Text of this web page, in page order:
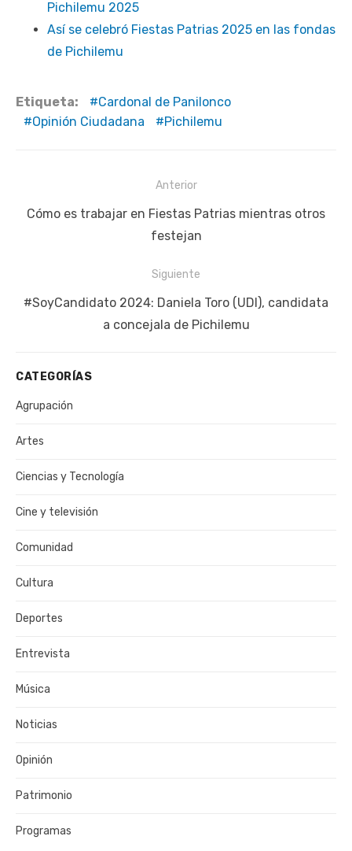
Pichilemu 2025
Así se celebró Fiestas Patrias 2025 en las fondas
de Pichilemu
Etiqueta:
Cardonal de Panilonco
Opinión Ciudadana
Pichilemu
de
Anterior
Publicación
Cómo es trabajar en Fiestas Patrias mientras otros
festejan
Siguiente
Siguiente
#SoyCandidato 2024: Daniela Toro (UDI), candidata
a concejala de Pichilemu
CATEGORÍAS
Agrupación
Artes
Ciencias y Tecnología
Cine y televisión
Comunidad
Cultura
Deportes
Entrevista
Música
Noticias
Opinión
Patrimonio
Programas